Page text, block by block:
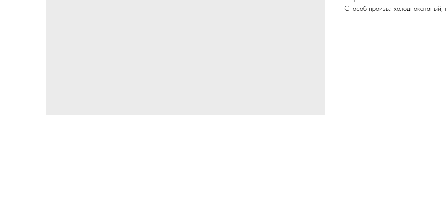
Способ произв.: холоднокатаный,